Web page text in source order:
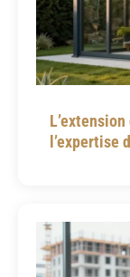
l’expertise